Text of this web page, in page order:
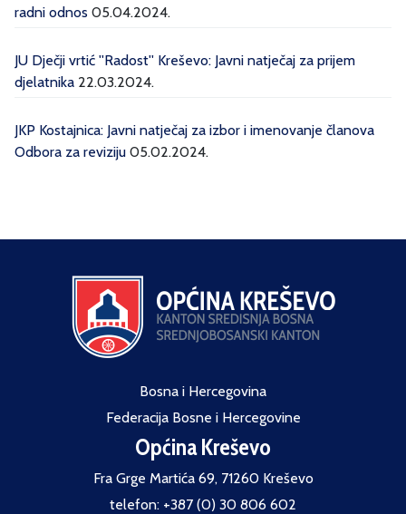
radni odnos 05.04.2024.
JU Dječji vrtić ''Radost'' Kreševo: Javni natječaj za prijem
djelatnika 22.03.2024.
JKP Kostajnica: Javni natječaj za izbor i imenovanje članova
Odbora za reviziju 05.02.2024.
Bosna i Hercegovina
Federacija Bosne i Hercegovine
Općina Kreševo
Fra Grge Martića 69, 71260 Kreševo
telefon: +387 (0) 30 806 602